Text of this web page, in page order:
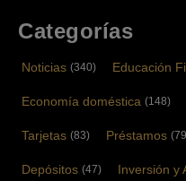
Categorías
Noticias (340) Educación
Economía doméstica (148)
Tarjetas (83) Préstamos
Depósitos (47) Inversión y